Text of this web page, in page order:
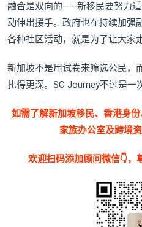
融合是双向的——新移民要努力
动伸出援手。政府也在持续加强
各种社区活动，就是为了让大家
新加坡不是用试卷来筛选公民，
扎得更深。SC Journey不过是一
如需了解新加坡移民、香港身
家族办公室及跨境
欢迎扫码添加顾问微信👇，